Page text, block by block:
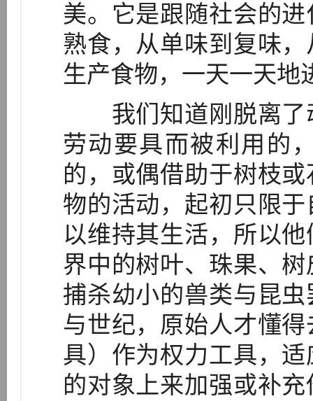
美。它是跟随社会的
熟食，从单味到复味
生产食物，一天一天地
我们知道刚脱离了
劳动要具而被利用的
的，或偶借助于树枝
物的活动，起初只限
以维持其生活，所以
界中的树叶、珠果、
捕杀幼小的兽类与昆
与世纪，原始人才懂
具）作为权力工具，
的对象上来加强或补